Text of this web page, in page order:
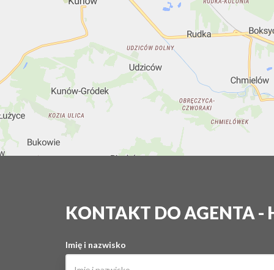
KONTAKT DO AGENTA -
Imię i nazwisko